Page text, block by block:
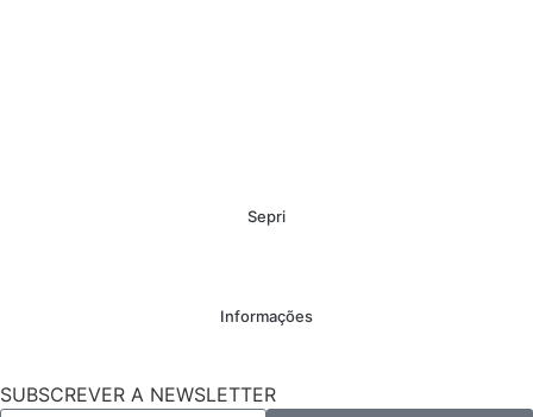
Sepri
Informações
SUBSCREVER A NEWSLETTER